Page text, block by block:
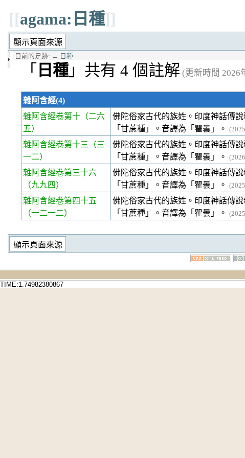
[[agama:日種]]
目前的足跡: → 日種
「 日種」共有 4 個註解 (更新時間 2026
雜阿含經(4)
雜阿含經卷第十 （二六
五）
佛陀俗家古代的族姓。印度神話傳
「甘蔗種」。音譯為「瞿曇」。
雜阿含經卷第十三
（三
一二）
佛陀俗家古代的族姓。印度神話傳
「甘蔗種」。音譯為「瞿曇」。
雜阿含經卷第三十六
（九九四）
佛陀俗家古代的族姓。印度神話傳
「甘蔗種」。音譯為「瞿曇」。
雜阿含經卷第四十五
（一二一二）
佛陀俗家古代的族姓。印度神話傳
「甘蔗種」。音譯為「瞿曇」。
TIME:1.74982380867